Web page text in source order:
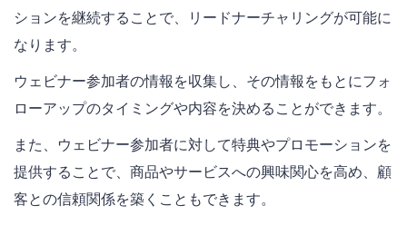
ションを継続することで、リードナーチャリングが可能に
なります。
ウェビナー参加者の情報を収集し、その情報をもとにフォ
ローアップのタイミングや内容を決めることができます。
また、ウェビナー参加者に対して特典やプロモーションを
提供することで、商品やサービスへの興味関心を高め、顧
客との信頼関係を築くこともできます。